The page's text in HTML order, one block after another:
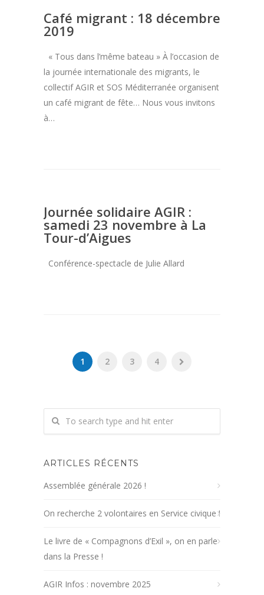
Café migrant : 18 décembre
2019
« Tous dans l’même bateau » À l’occasion de
la journée internationale des migrants, le
collectif AGIR et SOS Méditerranée organisent
un café migrant de fête… Nous vous invitons
à…
Journée solidaire AGIR :
samedi 23 novembre à La
Tour-d’Aigues
Conférence-spectacle de Julie Allard
1 2 3 4
ARTICLES RÉCENTS
Assemblée générale 2026 !
On recherche 2 volontaires en Service civique !
Le livre de « Compagnons d’Exil », on en parle
dans la Presse !
AGIR Infos : novembre 2025